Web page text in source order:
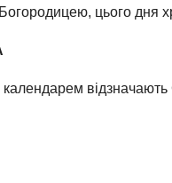
Богородицею, цього
календарем